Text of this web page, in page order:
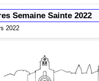
Semaine Sainte 2022
2022